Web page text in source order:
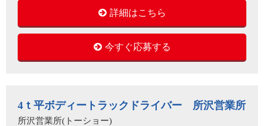
詳細はこちら
今すぐ応募する
4ｔ平ボディートラックドライバー 所沢営業所
所沢営業所(トーショー)